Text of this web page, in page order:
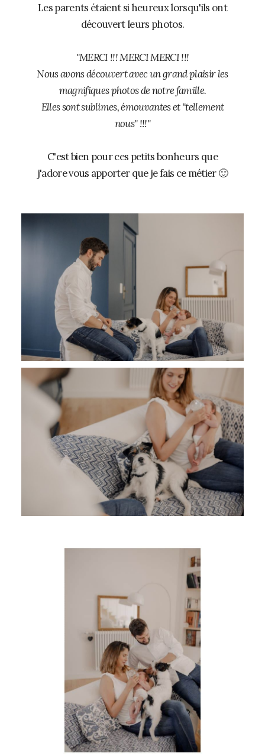
Les parents étaient si heureux lorsqu'ils ont
découvert leurs photos.
"MERCI !!! MERCI MERCI !!!
Nous avons découvert avec un grand plaisir les
magnifiques photos de notre famille.
Elles sont sublimes, émouvantes et "tellement
nous" !!!"
C'est bien pour ces petits bonheurs que
j'adore vous apporter que je fais ce métier 🙂